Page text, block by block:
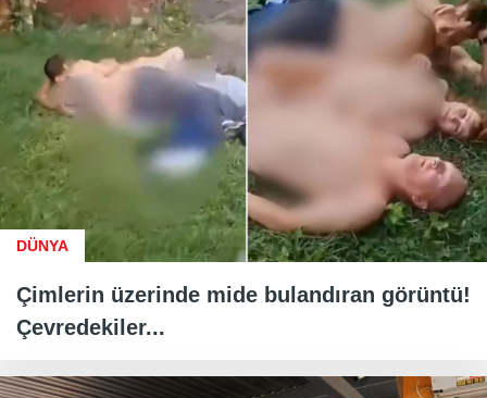
DÜNYA
Çimlerin üzerinde mide bulandıran görüntü!
Çevredekiler...